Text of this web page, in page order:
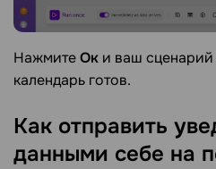
НажмитеОк и ваш
календарь готов.
Как отправить
данными себе на